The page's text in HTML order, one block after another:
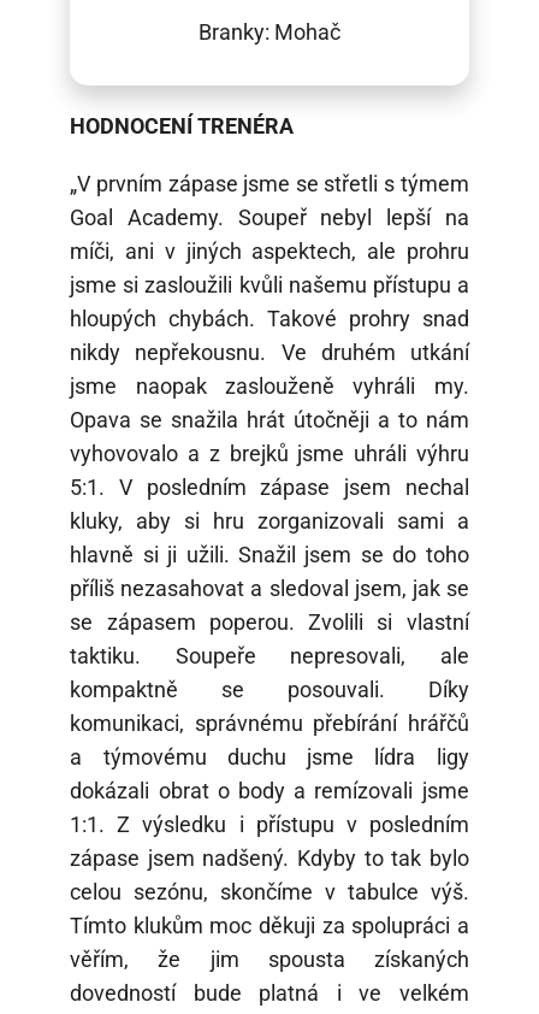
Branky: Mohač
HODNOCENÍ TRENÉRA
„V prvním zápase jsme se střetli s týmem
Goal Academy. Soupeř nebyl lepší na
míči, ani v jiných aspektech, ale prohru
jsme si zasloužili kvůli našemu přístupu a
hloupých chybách. Takové prohry snad
nikdy nepřekousnu. Ve druhém utkání
jsme naopak zaslouženě vyhráli my.
Opava se snažila hrát útočněji a to nám
vyhovovalo a z brejků jsme uhráli výhru
5:1. V posledním zápase jsem nechal
kluky, aby si hru zorganizovali sami a
hlavně si ji užili. Snažil jsem se do toho
příliš nezasahovat a sledoval jsem, jak se
se zápasem poperou. Zvolili si vlastní
taktiku. Soupeře nepresovali, ale
kompaktně se posouvali. Díky
komunikaci, správnému přebírání hrářčů
a týmovému duchu jsme lídra ligy
dokázali obrat o body a remízovali jsme
1:1. Z výsledku i přístupu v posledním
zápase jsem nadšený. Kdyby to tak bylo
celou sezónu, skončíme v tabulce výš.
Tímto klukům moc děkuji za spolupráci a
věřím, že jim spousta získaných
dovedností bude platná i ve velkém